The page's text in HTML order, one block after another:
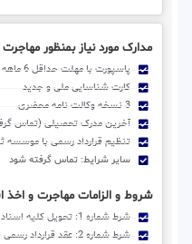
مدارک مورد نیاز بمنظور
پاسپورت با مهلت حداقل 6 ماهه تا پایان انقضا
کارت شناسایی ملی و جدید
3 نسخه وکالت نامه محضری
آخرین مدرک تحصیلی (تماس
تنظیم قرارداد رسمی با موسسه
سایر شرایط: تماس گرفته شود
شروط و الزامات مهاجرت و اخذ
شرط شماره 1: تحویل کلیه اسناد و مدارک متقاضی
شرط شماره 2: عقد قرارداد رسمی با موسسه ثبتا